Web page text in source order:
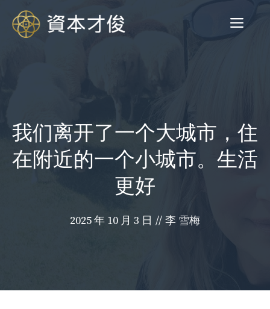
菜
我们离开了一个大城市，住
在附近的一个小城市。生活
更好
2025 年 10 月 3 日 // 李 雪梅